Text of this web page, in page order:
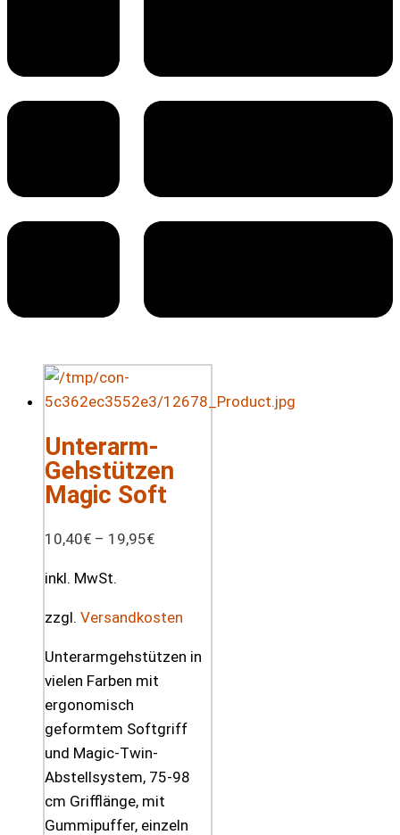
Unterarm-
Gehstützen
Magic Soft
10,40€ – 19,95€
inkl. MwSt.
zzgl. Versandkosten
Unterarmgehstützen in
vielen Farben mit
ergonomisch
geformtem Softgriff
und Magic-Twin-
Abstellsystem, 75-98
cm Grifflänge, mit
Gummipuffer, einzeln